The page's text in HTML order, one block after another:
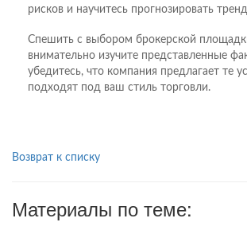
рисков и научитесь прогнозировать
Спешить с выбором брокерской
внимательно изучите представленные
убедитесь, что компания предлагает те
подходят под ваш стиль торговли.
Возврат к списку
Материалы по теме: